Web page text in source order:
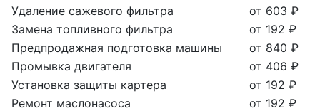
Удаление сажевого фильтра
от 603 ₽
Замена топливного фильтра
от 192 ₽
Предпродажная подготовка машины
от 840 ₽
Промывка двигателя
от 406 ₽
Установка защиты картера
от 192 ₽
Ремонт маслонасоса
от 192 ₽